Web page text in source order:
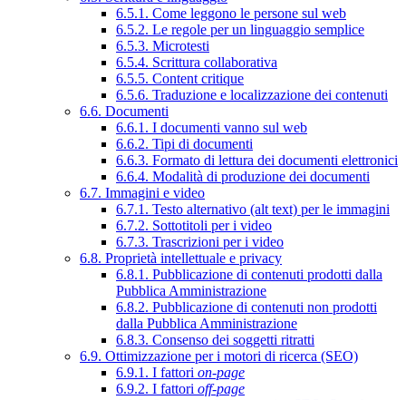
6.5.1. Come leggono le persone sul web
6.5.2. Le regole per un linguaggio semplice
6.5.3. Microtesti
6.5.4. Scrittura collaborativa
6.5.5. Content critique
6.5.6. Traduzione e localizzazione dei contenuti
6.6. Documenti
6.6.1. I documenti vanno sul web
6.6.2. Tipi di documenti
6.6.3. Formato di lettura dei documenti elettronici
6.6.4. Modalità di produzione dei documenti
6.7. Immagini e video
6.7.1. Testo alternativo (alt text) per le immagini
6.7.2. Sottotitoli per i video
6.7.3. Trascrizioni per i video
6.8. Proprietà intellettuale e privacy
6.8.1. Pubblicazione di contenuti prodotti dalla
Pubblica Amministrazione
6.8.2. Pubblicazione di contenuti non prodotti
dalla Pubblica Amministrazione
6.8.3. Consenso dei soggetti ritratti
6.9. Ottimizzazione per i motori di ricerca (SEO)
6.9.1. I fattori on-page
6.9.2. I fattori off-page